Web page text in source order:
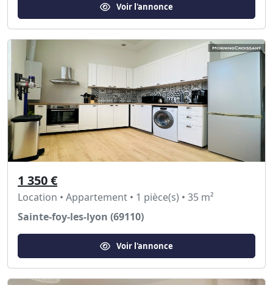
Voir l'annonce
1 350 €
Location • Appartement • 1 pièce(s) • 35 m²
Sainte-foy-les-lyon (69110)
Voir l'annonce